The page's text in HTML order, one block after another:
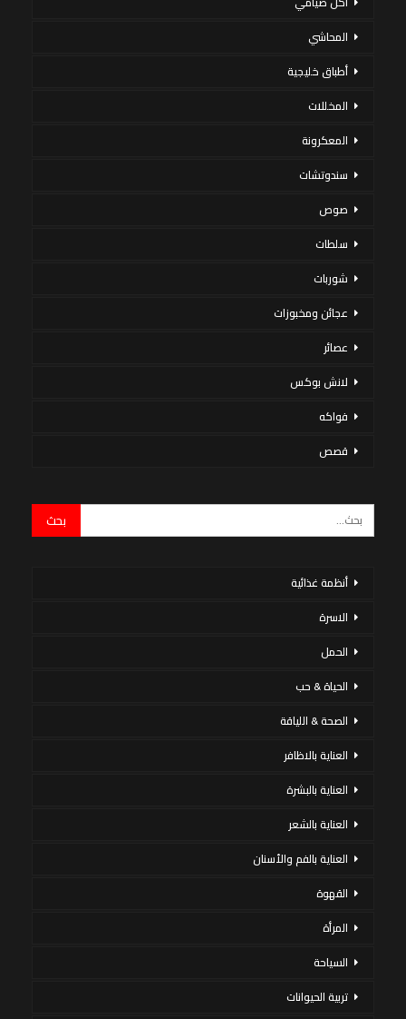
المحاشي
أطباق خليجية
المخللات
المعكرونة
سندوتشات
صوص
سلطات
شوربات
عجائن ومخبوزات
عصائر
لانش بوكس
فواكه
قصص
أنظمة غذائية
الاسرة
الحمل
الحياة & حب
الصحة & اللياقة
العناية بالاظافر
العناية بالبشرة
العناية بالشعر
العناية بالفم والأسنان
القهوة
المرأة
السياحة
تربية الحيوانات